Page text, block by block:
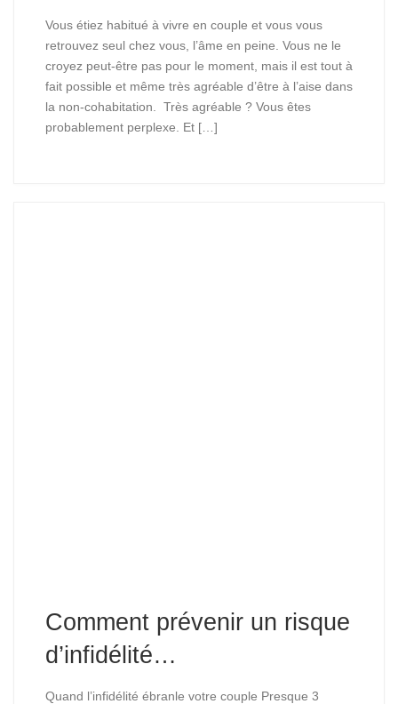
Vous étiez habitué à vivre en couple et vous vous
retrouvez seul chez vous, l’âme en peine. Vous ne le
croyez peut-être pas pour le moment, mais il est tout à
fait possible et même très agréable d’être à l’aise dans
la non-cohabitation. Très agréable ? Vous êtes
probablement perplexe. Et […]
Comment prévenir un risque
d’infidélité…
Quand l’infidélité ébranle votre couple Presque 3